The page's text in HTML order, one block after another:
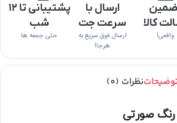
کالا
واقعی!
ارسال با
سرعت جت
ارسال فوق سریع به
هرجا!
پشتیبانی تا ۱۲
شب
حتی جمعه ها
نظرات (0)
رنگ صورتی